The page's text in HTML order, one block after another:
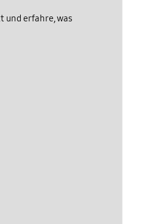
und erfahre, was